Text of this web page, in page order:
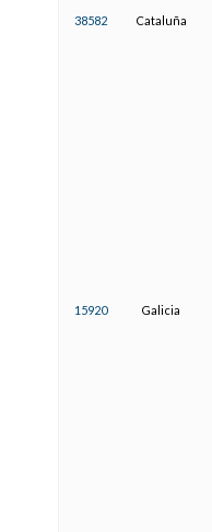
38582 Cataluña
15920 Galicia